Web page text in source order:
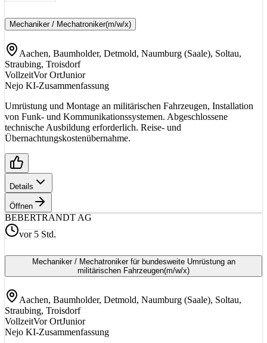
Mechaniker / Mechatroniker(m/w/x)
Aachen, Baumholder, Detmold, Naumburg (Saale), Soltau,
Straubing, Troisdorf
VollzeitVor OrtJunior
Nejo KI-Zusammenfassung
Umrüstung und Montage an militärischen Fahrzeugen, Installation
von Funk- und Kommunikationssystemen. Abgeschlossene
technische Ausbildung erforderlich. Reise- und
Übernachtungskostenübernahme.
Details
Öffnen
BEBERTRANDT AG
vor 5 Std.
Mechaniker / Mechatroniker für bundesweite Umrüstung an
militärischen Fahrzeugen(m/w/x)
Aachen, Baumholder, Detmold, Naumburg (Saale), Soltau,
Straubing, Troisdorf
VollzeitVor OrtJunior
Nejo KI-Zusammenfassung